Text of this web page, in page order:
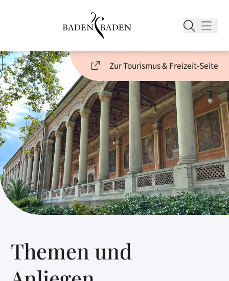
Zur Tourismus & Freizeit-Seite
Themen und